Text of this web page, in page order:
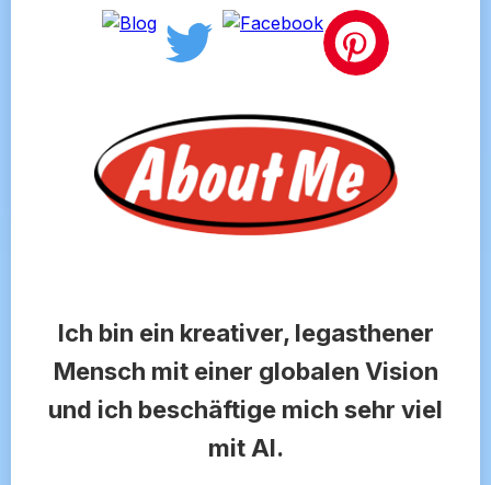
Ich bin ein kreativer, legasthener
Mensch mit einer globalen Vision
und ich beschäftige mich sehr viel
mit AI.